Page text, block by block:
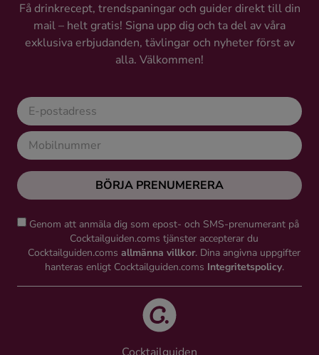
Få drinkrecept, trendspaningar och guider direkt till din
mail – helt gratis! Signa upp dig och ta del av våra
exklusiva erbjudanden, tävlingar och nyheter först av
alla. Välkommen!
BÖRJA PRENUMERERA
Genom att anmäla dig som epost- och SMS-prenumerant på
Cocktailguiden.coms tjänster accepterar du
Cocktailguiden.coms allmänna villkor. Dina angivna uppgifter
hanteras enligt Cocktailguiden.coms Integritetspolicy.